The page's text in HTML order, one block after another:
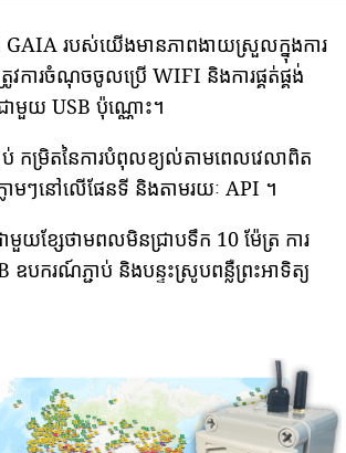
របស់យើងមានភាពងាយស្រួលក្នុងការ
រូវការចំណុចចូលប្រើ WIFI និងការផ្គត់ផ្គង់
ាមួយ USB ប៉ុណ្ណោះ។
កម្រិតនៃការបំពុលខ្យល់តាមពេលវេលាពិត
លាមៗនៅលើផែនទី និងតាមរយៈ API ។
ាមួយខ្សែថាមពលមិនជ្រាបទឹក 10 ម៉ែត្រ ការ
ឧបករណ៍ភ្ជាប់ និងបន្ទះស្រូបពន្លឺព្រះអាទិត្យ